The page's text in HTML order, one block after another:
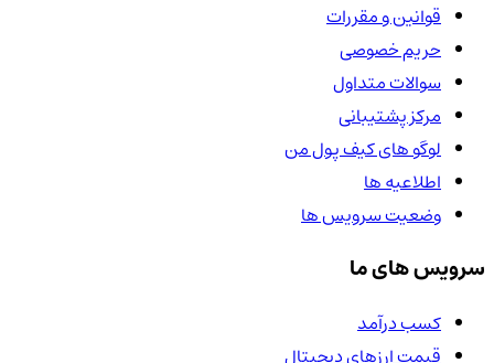
قوانین و مقررات
حریم خصوصی
سوالات متداول
مرکز پشتیبانی
لوگو های کیف پول من
اطلاعیه ها
وضعیت سرویس ها
سرویس های ما
کسب درآمد
قیمت ارزهای دیجیتال